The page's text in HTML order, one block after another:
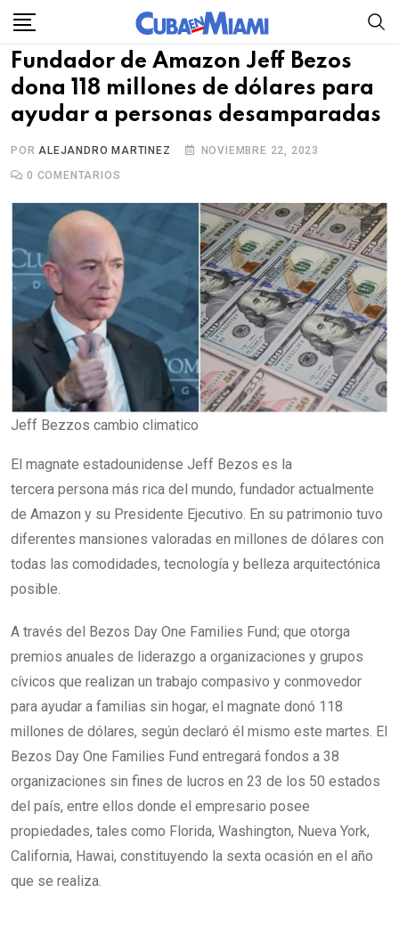
Skip
content
Fundador de Amazon Jeff Bezos
dona 118 millones de dólares para
ayudar a personas desamparadas
PORALEJANDRO MARTINEZ
NOVIEMBRE 22, 2023
0 COMENTARIOS
Jeff Bezzos cambio climatico
El magnate estadounidense Jeff Bezos es la
tercera persona más rica del mundo, fundador actualmente
de Amazon y su Presidente Ejecutivo. En su patrimonio tuvo
diferentes mansiones valoradas en millones de dólares con
todas las comodidades, tecnología y belleza arquitectónica
posible.
A través del Bezos Day One Families Fund; que otorga
premios anuales de liderazgo a organizaciones y grupos
cívicos que realizan un trabajo compasivo y conmovedor
para ayudar a familias sin hogar, el magnate donó 118
millones de dólares, según declaró él mismo este martes. El
Bezos Day One Families Fund entregará fondos a 38
organizaciones sin fines de lucros en 23 de los 50 estados
del país, entre ellos donde el empresario posee
propiedades, tales como Florida, Washington, Nueva York,
California, Hawai, constituyendo la sexta ocasión en el año
que se realiza.